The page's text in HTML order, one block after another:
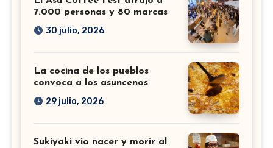
7.000 personas y 80 marcas
30 julio, 2026
La cocina de los pueblos
convoca a los asuncenos
29 julio, 2026
Sukiyaki vio nacer y morir al